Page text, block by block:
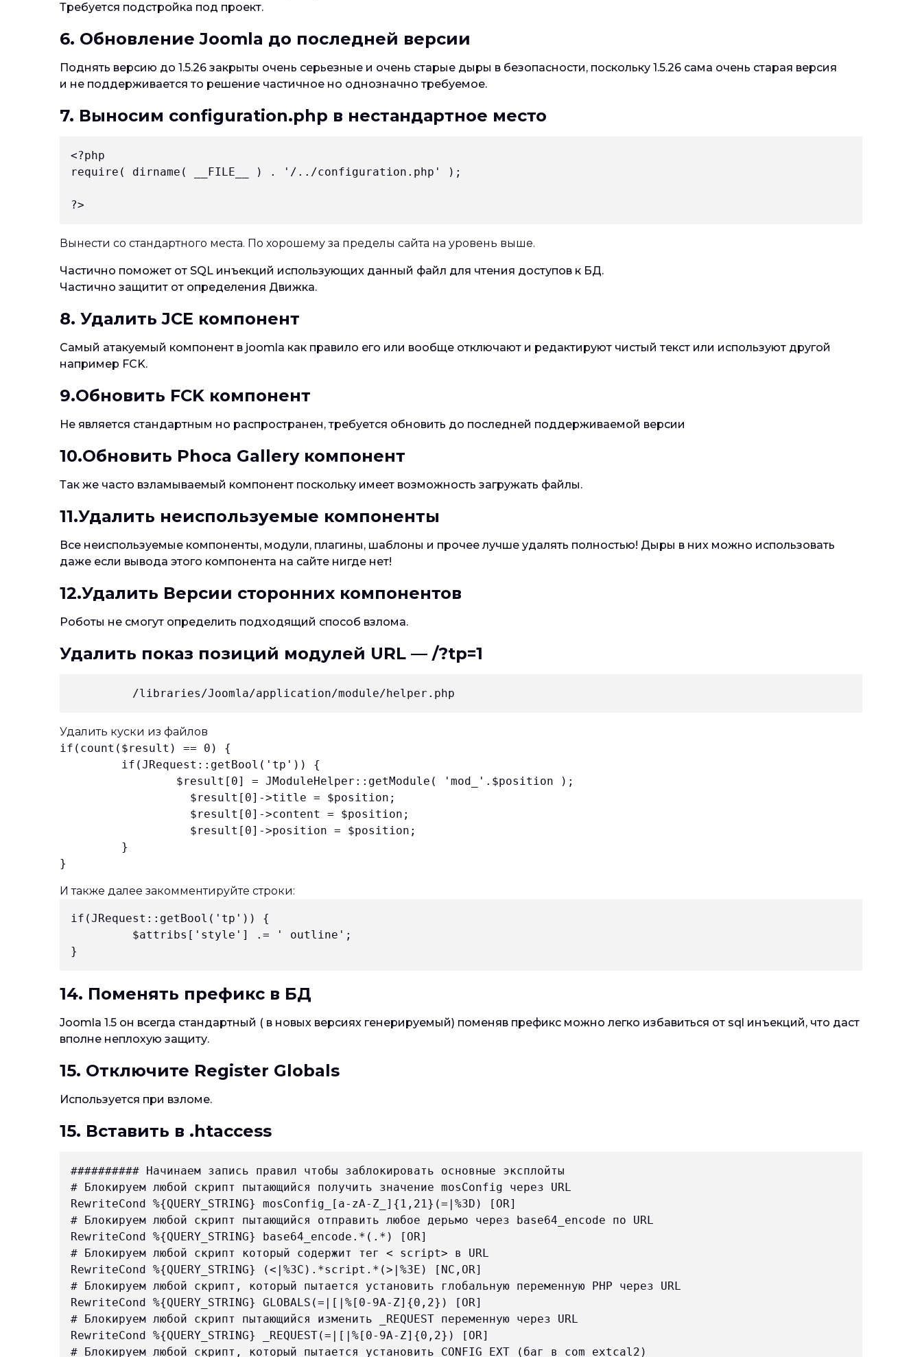
Требуется подстройка под проект.
6. Обновление Joomla до последней версии
Поднять версию до 1.5.26 закрыты очень серьезные и очень старые дыры в безопасности, поскольку 1.5.26 сама очень старая версия
и не поддерживается то решение частичное но однозначно требуемое.
7. Выносим configuration.php в нестандартное место
<?php
require( dirname( __FILE__ ) . '/../configuration.php' );
Вынести со стандартного места. По хорошему за пределы сайта на уровень выше.
Частично поможет от SQL инъекций использующих данный файл для чтения доступов к БД.
Частично защитит от определения Движка.
8. Удалить JСE компонент
Самый атакуемый компонент в joomla как правило его или вообще отключают и редактируют чистый текст или используют другой
например FCK.
9.Обновить FCK компонент
Не является стандартным но распространен, требуется обновить до последней поддерживаемой версии
10.Обновить Phoca Gallery компонент
Так же часто взламываемый компонент поскольку имеет возможность загружать файлы.
11.Удалить неиспользуемые компоненты
Все неиспользуемые компоненты, модули, плагины, шаблоны и прочее лучше удалять полностью! Дыры в них можно использовать
даже если вывода этого компонента на сайте нигде нет!
12.Удалить Версии сторонних компонентов
Роботы не смогут определить подходящий способ взлома.
Удалить показ позиций модулей URL — /?tp=1
Удалить куски из файлов
if(count($result) == 0) {
         if(JRequest::getBool('tp')) {
                 $result[0] = JModuleHelper::getModule( 'mod_'.$position );
                   $result[0]->title = $position;
                   $result[0]->content = $position;
                   $result[0]->position = $position;
         }
И также далее закомментируйте строки:
if(JRequest::getBool('tp')) {
         $attribs['style'] .= ' outline';
14. Поменять префикс в БД
Joomla 1.5 он всегда стандартный ( в новых версиях генерируемый) поменяв префикс можно легко избавиться от sql инъекций, что даст
вполне неплохую защиту.
15. Отключите Register Globals
Используется при взломе.
15. Вставить в .htaccess
########## Начинаем запись правил чтобы заблокировать основные эксплойты
# Блокируем любой скрипт пытающийся получить значение mosConfig через URL
RewriteCond %{QUERY_STRING} mosConfig_[a-zA-Z_]{1,21}(=|%3D) [OR]
# Блокируем любой скрипт пытающийся отправить любое дерьмо через base64_encode по URL
RewriteCond %{QUERY_STRING} base64_encode.*(.*) [OR]
# Блокируем любой скрипт который содержит тег < script> в URL
RewriteCond %{QUERY_STRING} (<|%3C).*script.*(>|%3E) [NC,OR]
# Блокируем любой скрипт, который пытается установить глобальную переменную PHP через URL
RewriteCond %{QUERY_STRING} GLOBALS(=|[|%[0-9A-Z]{0,2}) [OR]
# Блокируем любой скрипт пытающийся изменить _REQUEST переменную через URL
RewriteCond %{QUERY_STRING} _REQUEST(=|[|%[0-9A-Z]{0,2}) [OR]
# Блокируем любой скрипт, который пытается установить CONFIG_EXT (баг в com_extcal2)